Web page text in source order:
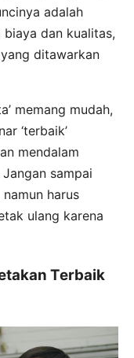
adalah
biaya dan kualitas,
ditawarkan
memang mudah,
‘terbaik’
mendalam
sampai
harus
ulang karena
Terbaik